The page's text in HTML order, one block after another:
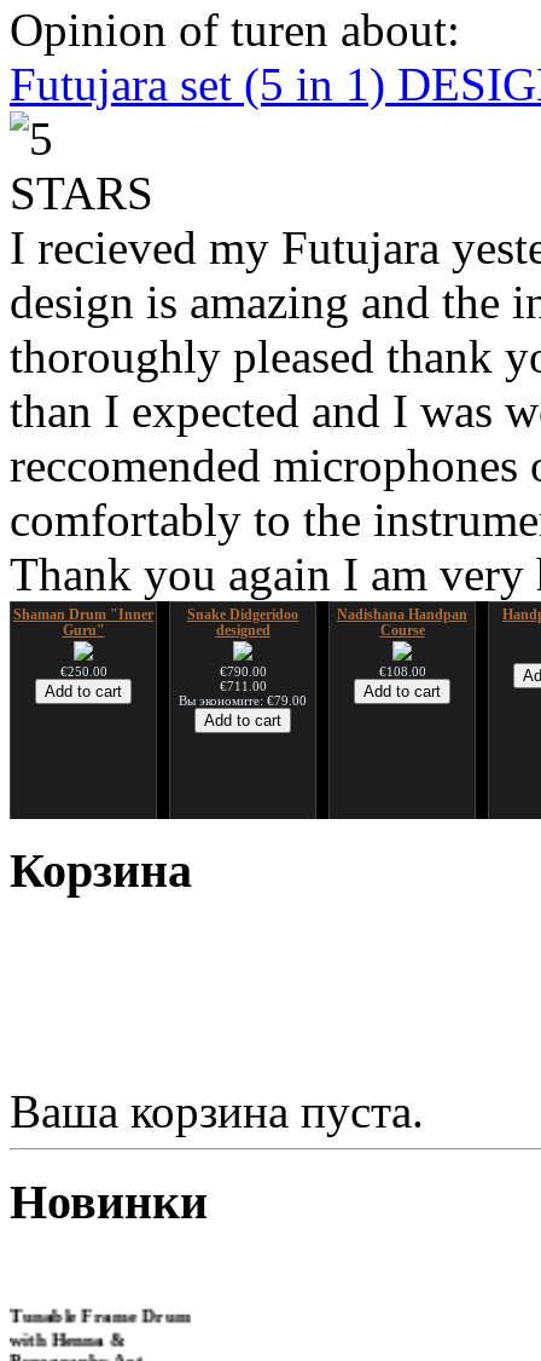
Opinion of turen about:
Futujara set (5 in 1)
I recieved my Futujara
design is amazing and the
thoroughly pleased thank
than I expected and I was
reccomended
comfortably to the
Thank you again I am
Shaman Drum "Inner
Guru"
€250.00
Snake Didgeridoo
designed
€790.00
€711.00
Вы экономите: €79.00
Nadishana Handpan
Course
€108.00
€75.00
Корзина
Ваша корзина пуста.
Новинки
with Henna &
Pyrography Art